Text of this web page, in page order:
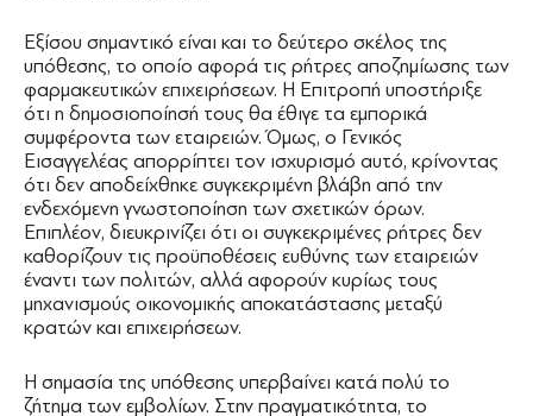
Εξίσου σημαντικό είναι και το δεύτερο σκέλος της
υπόθεσης, το οποίο αφορά τις ρήτρες αποζημίωσης των
φαρμακευτικών επιχειρήσεων. Η Επιτροπή υποστήριξε
ότι η δημοσιοποίησή τους θα έθιγε τα εμπορικά
συμφέροντα των εταιρειών. Όμως, ο Γενικός
Εισαγγελέας απορρίπτει τον ισχυρισμό αυτό, κρίνοντας
ότι δεν αποδείχθηκε συγκεκριμένη βλάβη από την
ενδεχόμενη γνωστοποίηση των σχετικών όρων.
Επιπλέον, διευκρινίζει ότι οι συγκεκριμένες ρήτρες δεν
καθορίζουν τις προϋποθέσεις ευθύνης των εταιρειών
έναντι των πολιτών, αλλά αφορούν κυρίως τους
μηχανισμούς οικονομικής αποκατάστασης μεταξύ
κρατών και επιχειρήσεων.
Η σημασία της υπόθεσης υπερβαίνει κατά πολύ το
ζήτημα των εμβολίων. Στην πραγματικότητα, το